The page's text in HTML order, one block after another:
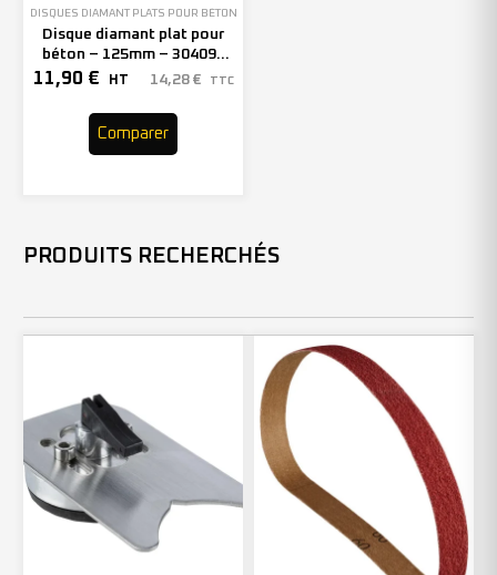
DISQUES DIAMANT PLATS POUR BÉTON
Disque diamant plat pour
béton – 125mm – 304092
(x1)
11,90 € HT 14,28 € TTC
Comparer
PRODUITS RECHERCHÉS